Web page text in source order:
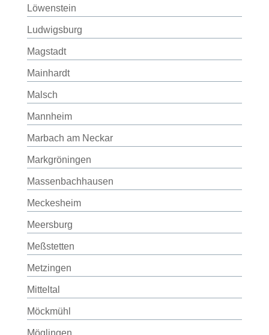
Löwenstein
Ludwigsburg
Magstadt
Mainhardt
Malsch
Mannheim
Marbach am Neckar
Markgröningen
Massenbachhausen
Meckesheim
Meersburg
Meßstetten
Metzingen
Mitteltal
Möckmühl
Möglingen